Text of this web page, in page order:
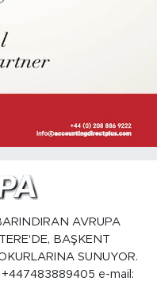
AVRUPA
BAŞKENT
SUNUYOR.
e-mail: